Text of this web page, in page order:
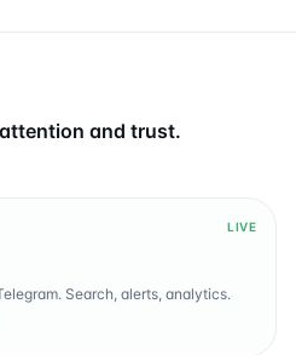
and trust.
LIVE
Search, alerts, analytics.